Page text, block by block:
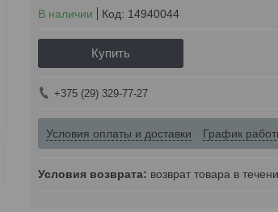
В наличии Код: 14940044
Купить
+375 (29) 329-77-27
Условия оплаты и доставки График
возврат товара в